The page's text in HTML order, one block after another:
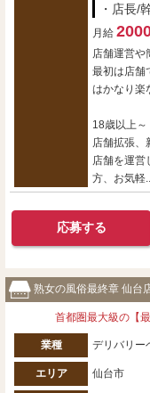
・店長/
月給
店舗運営や
最初は店舗
はかなり楽
18歳以上～
店舗拡張、
店舗を運営
方、お気軽
応募する
熟女の風俗最終章 仙台
首都圏最大級の【
業種 デリバリー
エリア 仙台市